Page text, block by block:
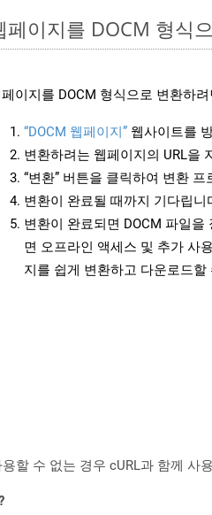
페이지를 DOCM 형식
이지를 DOCM 형식으로 변환하
“DOCM 웹페이지” 웹사이트를
변환하려는 웹페이지의 URL을
“변환” 버튼을 클릭하여 변환
변환이 완료될 때까지 기다립니
변환이 완료되면 DOCM 파일
면 오프라인 액세스 및 추가 사
지를 쉽게 변환하고 다운로드할
할 수 없는 경우 cURL과 함께 사